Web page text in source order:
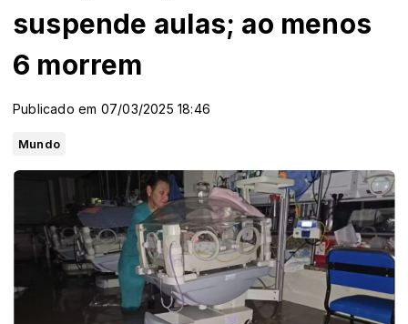
suspende aulas; ao menos
6 morrem
Publicado em 07/03/2025 18:46
Mundo